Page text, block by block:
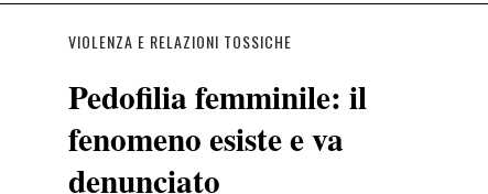
VIOLENZA E RELAZIONI TOSSICHE
Pedofilia femminile: il
fenomeno esiste e va
denunciato